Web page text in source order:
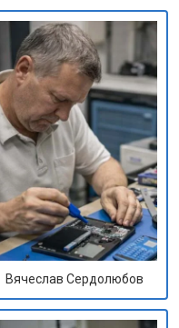
Вячеслав Сердолюбов